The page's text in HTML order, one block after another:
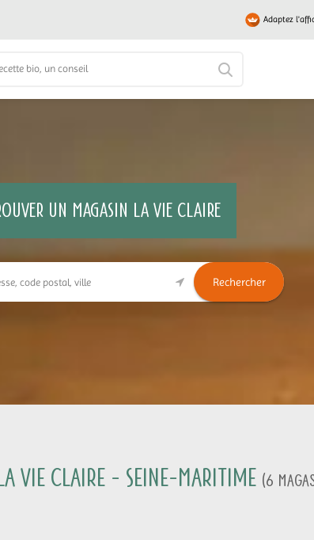
Adaptez
UN MAGASIN LA VIE CLAIRE
Rechercher
Vie Claire - Seine-Maritime (6